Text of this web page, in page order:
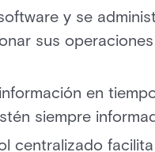
y se
sus
en
siempre
centralizado